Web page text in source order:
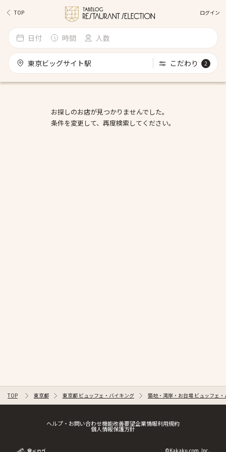
TOP ログイン
日付 時間 人数
東京ビッグサイト駅 こだわり 2
お探しのお店が見つかりませんでした。
条件を変更して、再度検索してください。
TOP 東京都 東京都 ビュッフェ・バイキング 築地・湾岸・お台場 ビュッフェ
ヘルプ・お問い合わせ機能改善要望企業情報利用規約
個人情報保護方針
©Kakaku.com, Inc.